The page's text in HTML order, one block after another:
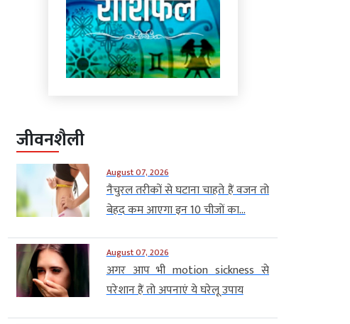
जीवनशैली
August 07, 2026
नैचुरल तरीकों से घटाना चाहते हैं वजन तो
बेहद कम आएगा इन 10 चीजों का...
August 07, 2026
अगर आप भी motion sickness से
परेशान हैं तो अपनाएं ये घरेलू उपाय